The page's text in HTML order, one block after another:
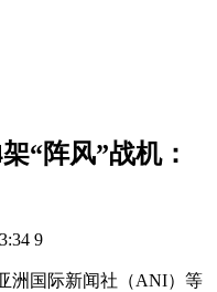
“阵风”战机：
9
洲国际新闻社（ANI）等